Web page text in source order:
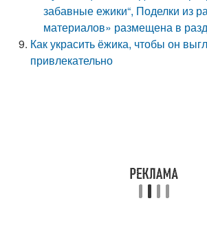
забавные ежики“, Поделки из
материалов» размещена в
Как украсить ёжика, чтобы он
привлекательно